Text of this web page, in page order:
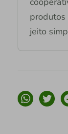
produtos
jeito